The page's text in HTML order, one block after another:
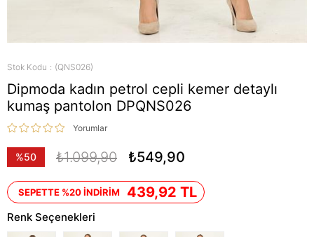
Stok Kodu (QNS026)
Dipmoda kadın petrol cepli kemer detaylı
kumaş pantolon DPQNS026
Yorumlar
%50
₺1.099,90 ₺549,90
SEPETTE %20 İNDİRİM 439,92 TL
Renk Seçenekleri